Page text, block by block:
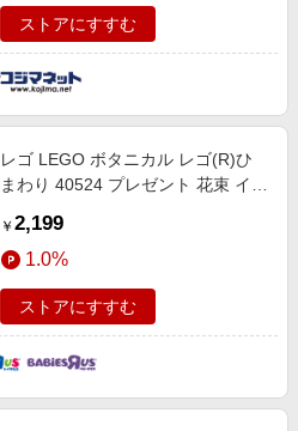
ストアにすすむ
レゴ LEGO ボタニカル レゴ(R)ひ
まわり 40524 プレゼント 花束 イン
歳
￥ 2,199
1.0%
ストアにすすむ